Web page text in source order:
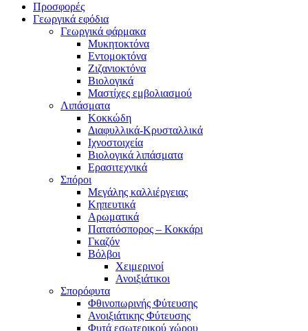
Προσφορές
Γεωργικά εφόδια
Γεωργικά φάρμακα
Μυκητοκτόνα
Εντομοκτόνα
Ζιζανιοκτόνα
Βιολογικά
Μαστίχες εμβολιασμού
Λιπάσματα
Κοκκώδη
Διαφυλλικά-Κρυσταλλικά
Ιχνοστοιχεία
Βιολογικά λιπάσματα
Ερασιτεχνικά
Σπόροι
Μεγάλης καλλιέργειας
Κηπευτικά
Αρωματικά
Πατατόσπορος – Κοκκάρι
Γκαζόν
Βόλβοι
Χειμερινοί
Ανοιξιάτικοι
Σπορόφυτα
Φθινοπωρινής Φύτευσης
Ανοιξιάτικης Φύτευσης
Φυτά εσωτερικού χώρου